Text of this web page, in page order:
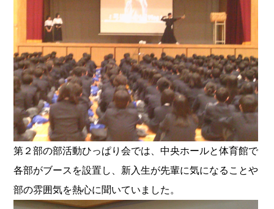
第２部の部活動ひっぱり会では、中央ホールと体育館で
各部がブースを設置し、新入生が先輩に気になることや
部の雰囲気を熱心に聞いていました。